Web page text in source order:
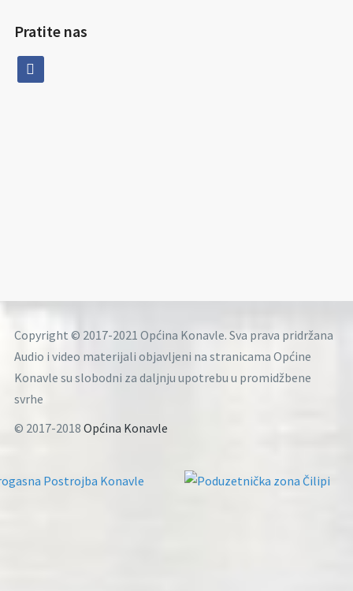
Pratite nas
facebook
Copyright © 2017-2021 Općina Konavle. Sva prava pridržana
Audio i video materijali objavljeni na stranicama Općine
Konavle su slobodni za daljnju upotrebu u promidžbene
svrhe
© 2017-2018 Općina Konavle